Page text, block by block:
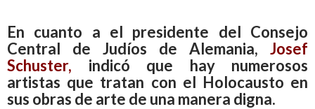
En cuanto a el presidente del Consejo
Central de Judíos de Alemania, Josef
Schuster, indicó que hay numerosos
artistas que tratan con el Holocausto en
sus obras de arte de una manera digna.